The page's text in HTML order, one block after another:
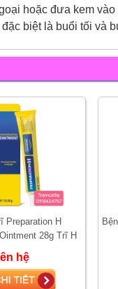
hoặc đưa kem
biệt là buổi tối và
Preparation H
28g Trĩ H
hệ